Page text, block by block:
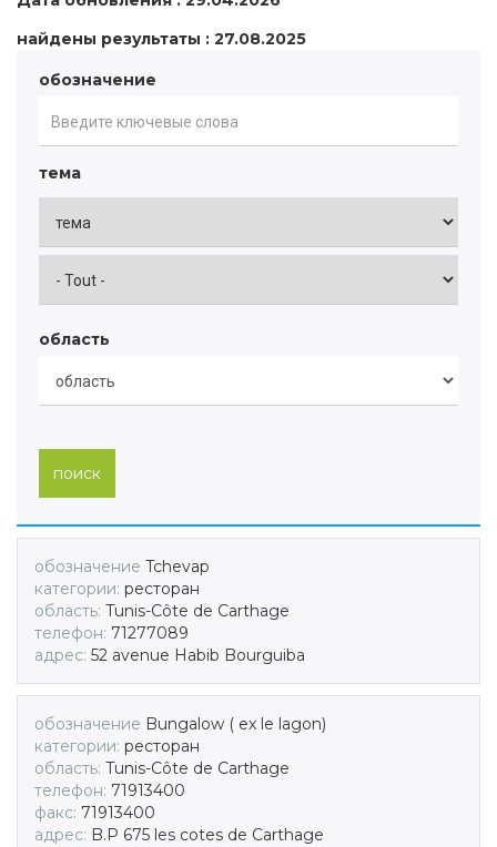
найдены результаты : 27.08.2025
обозначение
тема
область
поиск
обозначение Tchevap
категории: ресторан
область: Tunis-Côte de Carthage
телефон: 71277089
адрес: 52 avenue Habib Bourguiba
обозначение Bungalow ( ex le lagon)
категории: ресторан
область: Tunis-Côte de Carthage
телефон: 71913400
факс: 71913400
адрес: B.P 675 les cotes de Carthage